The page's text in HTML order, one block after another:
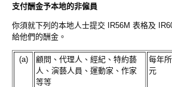
支付酬金予本地的非僱員
你須就下列的本地人士提交 IR56M 表格及
給他們的酬金。
(a)
顧問、代理人、經紀、特約藝
人、演藝人員、運動家、作家
等等
每年
元